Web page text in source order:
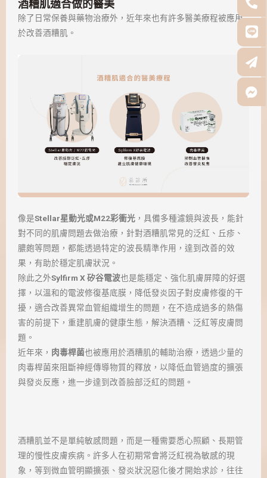
酒糟肌適合做的醫美
除了日常保養與藥物治療外，近年來也有許多醫美療程被應用
於改善酒糟肌。
像是Stellar星動光或M22彩衝光 ，具備多種濾鏡與波長，能針
對不同的肌膚問題去做治療，針對酒糟肌常見的泛紅、丘疹、
膿皰等問題，都能透過特定的波長精準作用，達到改善的效
果，有助於穩定肌膚狀況。
除此之外Sylfirm X 矽谷電波也是能穩定、強化肌膚屏障的好選
擇，以溫和的電波修復基底膜，降低發炎因子對皮膚修復的干
擾，適合改善異常血管組織增生的問題，在不造成過多的熱傷
害的前提下，重建肌膚的健康生態，解決酒糟、泛紅等皮膚問
題。
近年來， 肉毒桿菌也被應用於酒糟肌的輔助治療，透過少量的
肉毒桿菌來阻斷神經傳導物質的釋放，以降低血管過度的擴張
與發炎反應，進一步達到改善臉部泛紅的問題。
酒糟肌並不是單純敏感問題，而是一種需要悉心照顧、長期管
理的慢性皮膚疾病。許多人在初期常會將泛紅視為敏感的現
象，等到微血管明顯擴張、發炎狀況惡化後才開始求診，往往